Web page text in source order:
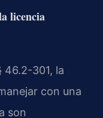
licencia
46.2-301, la
con una
son